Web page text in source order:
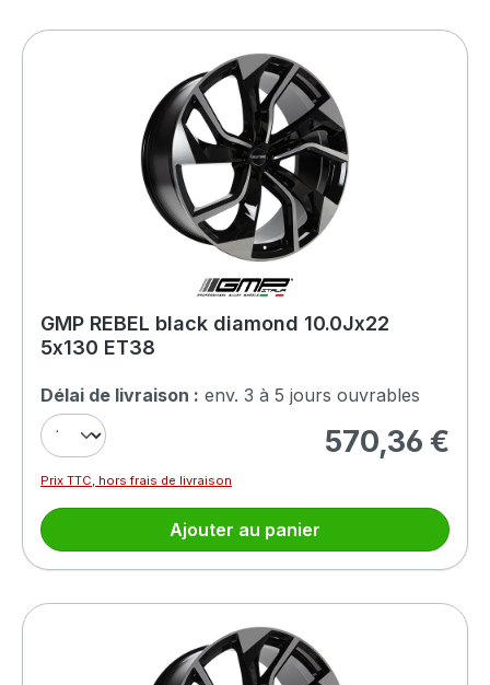
GMP REBEL black diamond 10.0Jx22
5x130 ET38
Délai de livraison : env. 3 à 5 jours ouvrables
Prix régulier :
570,36 €
Prix TTC, hors frais de livraison
Ajouter au panier